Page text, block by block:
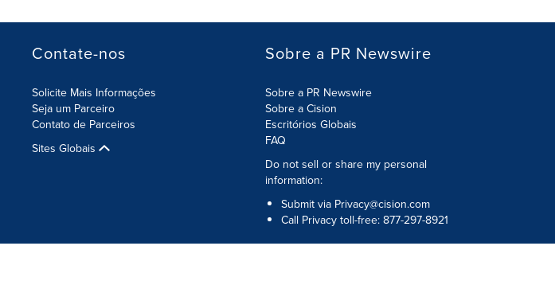
Contate-nos
Solicite Mais Informações
Seja um Parceiro
Contato de Parceiros
Sites Globais
Sobre a PR Newswire
Sobre a PR Newswire
Sobre a Cision
Escritórios Globais
FAQ
Do not sell or share my personal
information:
Submit via Privacy@cision.com
Call Privacy toll-free: 877-297-8921